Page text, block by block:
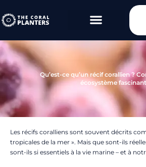
au
contenu
Qu’est-ce qu’un récif corallien ?
écosystème fascinant
Les récifs coralliens sont souvent décrits
tropicales de la mer ». Mais que sont-ils
sont-ils si essentiels à la vie marine – et à